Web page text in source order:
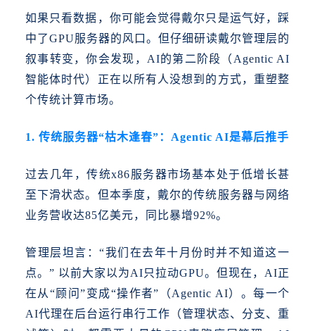
如果只看数据，你可能会觉得戴尔只是运气好，踩
中了GPU服务器的风口。但仔细研读戴尔管理层的
叙事转变，你会发现，AI的第二阶段（Agentic AI
智能体时代）正在以所有人没想到的方式，重塑整
个传统计算市场。
1. 传统服务器“枯木逢春”：Agentic AI是幕后推手
过去几年，传统x86服务器市场基本处于低增长甚
至下滑状态。但本季度，戴尔的传统服务器与网络
业务营收达85亿美元，同比暴增92%。
管理层坦言：“我们在去年十月份时并不知道这一
点。” 以前大家以为AI只拉动GPU。但现在，AI正
在从“顾问”变成“操作者”（Agentic AI）。每一个
AI代理在后台运行串行工作（管理状态、分支、重